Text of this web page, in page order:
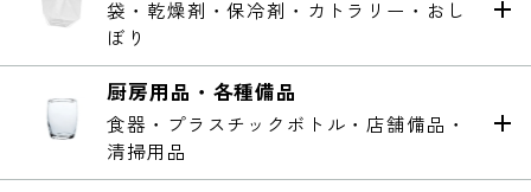
袋・乾燥剤・保冷剤・カトラリー・おし
ぼり
厨房用品・各種備品
食器・プラスチックボトル・店舗備品・
清掃用品